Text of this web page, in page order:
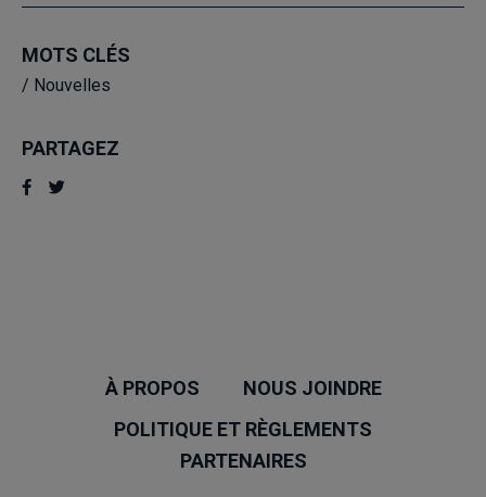
MOTS CLÉS
/ Nouvelles
PARTAGEZ
À PROPOS
NOUS JOINDRE
POLITIQUE ET RÈGLEMENTS
PARTENAIRES